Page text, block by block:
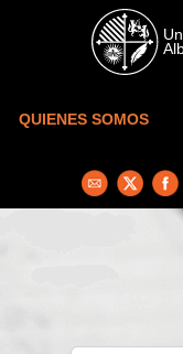
Skip to main content
QUIENES SOMOS